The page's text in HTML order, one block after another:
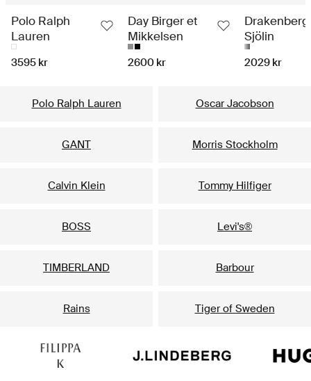
Polo Ralph
Lauren
3595 kr
Day Birger et
Mikkelsen
2600 kr
Drakenberg
Sjölin
2029 kr
Polo Ralph Lauren Oscar Jacobson
GANT Morris Stockholm
Calvin Klein Tommy Hilfiger
BOSS Levi's®
TIMBERLAND Barbour
Rains Tiger of Sweden